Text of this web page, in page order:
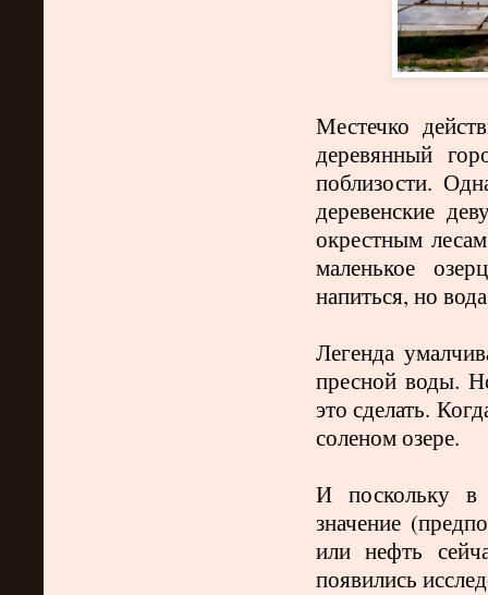
Местечко
деревянный
поблизости.
деревенские
окрестным
маленькое
напиться, но
Легенда
пресной воды.
это сделать.
соленом озере.
И поскольку в
значение
или нефть
появились